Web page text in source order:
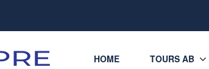
HOME TOURS AB